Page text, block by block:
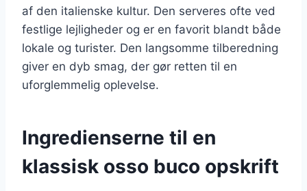
af den italienske kultur. Den serveres ofte ved
festlige lejligheder og er en favorit blandt både
lokale og turister. Den langsomme tilberedning
giver en dyb smag, der gør retten til en
uforglemmelig oplevelse.
Ingredienserne til en
klassisk osso buco opskrift